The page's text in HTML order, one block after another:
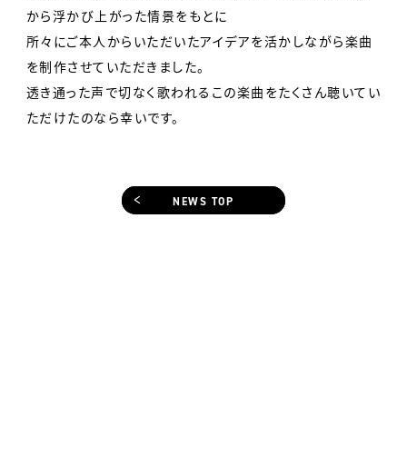
から浮かび上がった情景をもとに
所々にご本人からいただいたアイデアを活かしながら楽曲
を制作させていただきました。
透き通った声で切なく歌われるこの楽曲をたくさん聴いてい
ただけたのなら幸いです。
NEWS TOP